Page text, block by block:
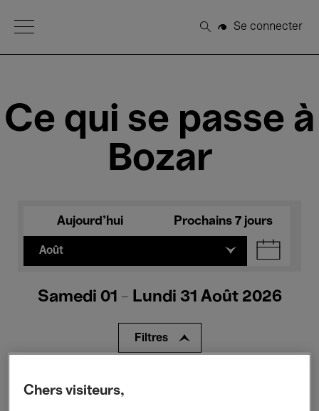
Open Menu
Rechercher
Se connecter
Ce qui se passe à
Bozar
Aujourd'hui Prochains 7 jours
Août
Samedi 01 - Lundi 31 Août 2026
Filtres
Tous les événements
Chers visiteurs,